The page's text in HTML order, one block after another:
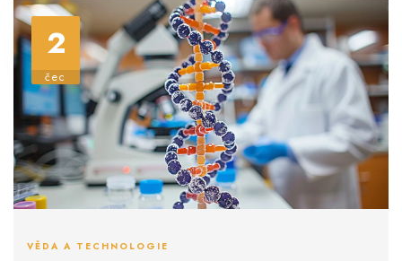
2
čec
VĚDA A TECHNOLOGIE